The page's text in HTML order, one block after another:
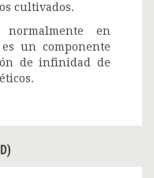
cultivados.
en
un componente
de infinidad de